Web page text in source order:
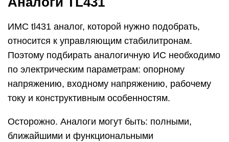
ИМС tl431 аналог, которой нужно подобрать,
относится к управляющим стабилитронам.
Поэтому подбирать аналогичную ИС необходимо
по электрическим параметрам: опорному
напряжению, входному напряжению, рабочему
току и конструктивным особенностям.
Осторожно. Аналоги могут быть: полными,
ближайшими и функциональными